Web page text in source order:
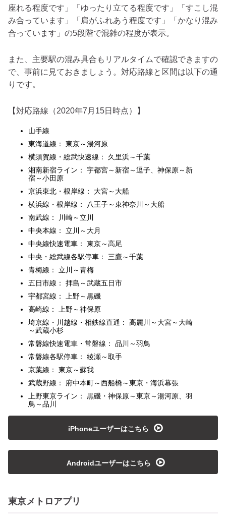
座れる程度です」「ゆったり立てる程度です」「すこし混
み合っています」「肩がふれあう程度です」「かなり混み
合っています」の5段階で混雑の程度が表示。
また、主要駅の混み具合もリアルタイムで確認できますの
で、事前に見ておきましょう。対応路線と区間は以下の通
りです。
【対応路線（2020年7月15日時点）】
山手線
東海道線： 東京～湯河原
横須賀線・総武快速線： 久里浜～千葉
湘南新宿ライン： 宇都宮～新宿～逗子、神保原～新
宿～小田原
京浜東北・根岸線： 大宮～大船
横浜線・根岸線： 八王子～東神奈川～大船
南武線： 川崎～立川
中央本線： 立川～大月
中央線快速電車： 東京～高尾
中央・総武線各駅停車： 三鷹～千葉
青梅線： 立川～青梅
五日市線： 拝島～武蔵五日市
宇都宮線： 上野～黒磯
高崎線： 上野～神保原
埼京線・川越線・相鉄線直通： 高麗川～大宮～大崎
～武蔵小杉
常磐線快速電車・常磐線： 品川～羽鳥
常磐線各駅停車： 綾瀬～取手
京葉線： 東京～蘇我
武蔵野線： 府中本町～西船橋～東京・海浜幕張
上野東京ライン： 黒磯・神保原～東京～湯河原、羽
鳥～品川
iPhoneユーザーはこちら playmedia
Androidユーザーはこちら playmedia
東京メトロアプリ